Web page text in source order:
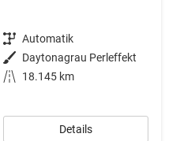
Getriebe Automatik
Außenfarbe Daytonagrau Perleffekt
Kilometerstand
18.145 km
Details